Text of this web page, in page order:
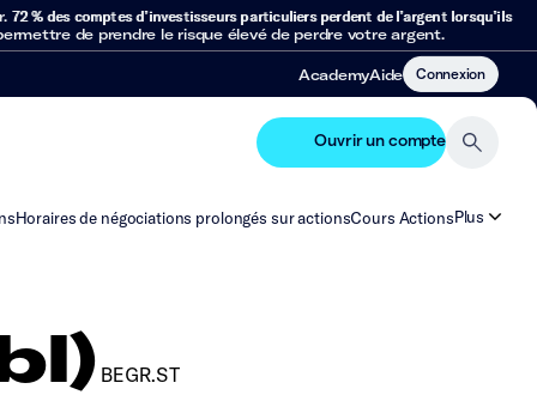
72 % des comptes d’investisseurs particuliers perdent de l’argent lorsqu’ils
de prendre le risque élevé de perdre votre argent.
AcademyAide Connexion
Ouvrir un compte
Horaires de négociations prolongés sur actionsCours ActionsPlus
BEGR.ST